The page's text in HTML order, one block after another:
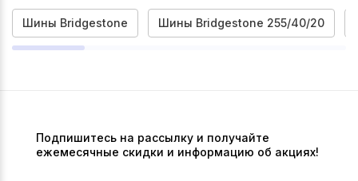
Шины Bridgestone Шины Bridgestone 255/40/20
Подпишитесь на рассылку и получайте
ежемесячные скидки и информацию об акциях!